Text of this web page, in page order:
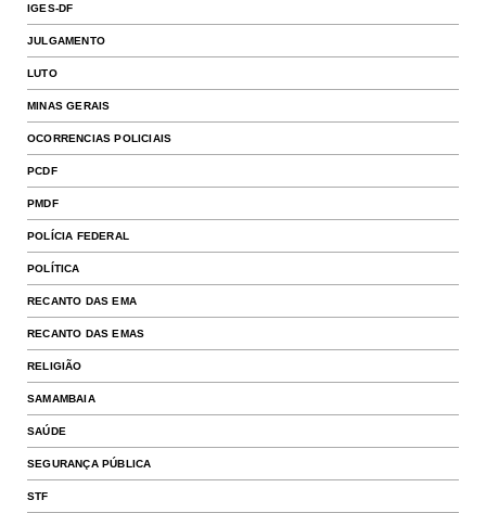
IGES-DF
JULGAMENTO
LUTO
MINAS GERAIS
OCORRENCIAS POLICIAIS
PCDF
PMDF
POLÍCIA FEDERAL
POLÍTICA
RECANTO DAS EMA
RECANTO DAS EMAS
RELIGIÃO
SAMAMBAIA
SAÚDE
SEGURANÇA PÚBLICA
STF